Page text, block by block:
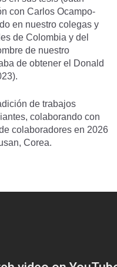
con Carlos Ocampo-
en nuestro colegas y
de Colombia y del
de nuestro
de obtener el Donald
de trabajos
colaborando con
colaboradores en 2026
Corea.